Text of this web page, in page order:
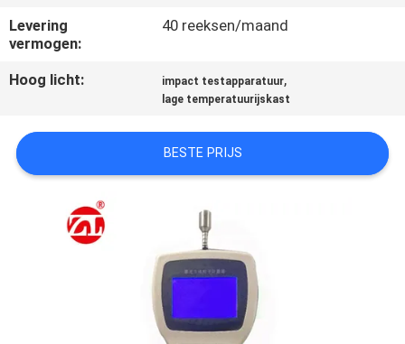
VERZOEK
OM EEN
CITAAT
VR
SHOW
SITEMAP
Levering
vermogen:
40 reeksen/maand
Hoog licht: impact testapparatuur,
lage temperatuurijskast
BESTE PRIJS